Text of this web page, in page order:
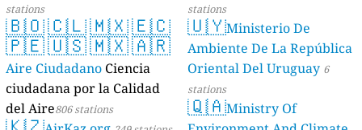
stations
🇧🇴🇨🇱🇲🇽🇪🇨
🇵🇪🇺🇸🇲🇽🇦🇷
Aire Ciudadano Ciencia
ciudadana por la Calidad
del Aire806 stations
stations
🇺🇾Ministerio De
Ambiente De La República
Oriental Del Uruguay 6
stations
🇶🇦Ministry Of